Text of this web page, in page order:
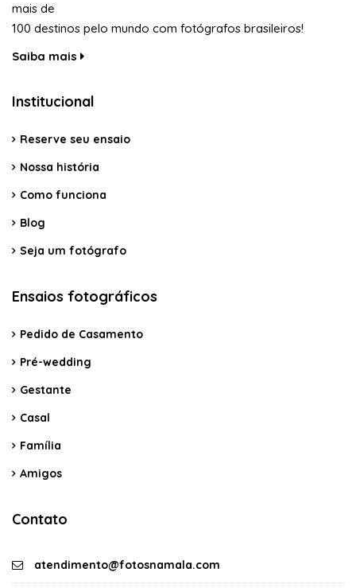
mais de
100 destinos pelo mundo com fotógrafos brasileiros!
Saiba mais
Institucional
Reserve seu ensaio
Nossa história
Como funciona
Blog
Seja um fotógrafo
Ensaios fotográficos
Pedido de Casamento
Pré-wedding
Gestante
Casal
Família
Amigos
Contato
atendimento@fotosnamala.com